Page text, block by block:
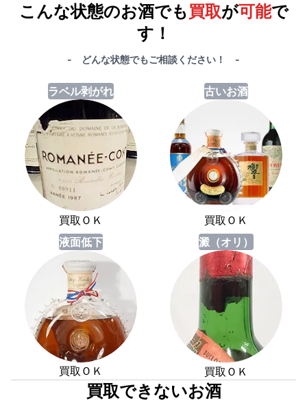
こんな状態のお酒でも買取が可能で
す！
- どんな状態でもご相談ください！ -
ラベル剥がれ
買取ＯＫ
古いお酒
買取ＯＫ
液面低下
買取ＯＫ
澱（オリ）
買取ＯＫ
買取できないお酒